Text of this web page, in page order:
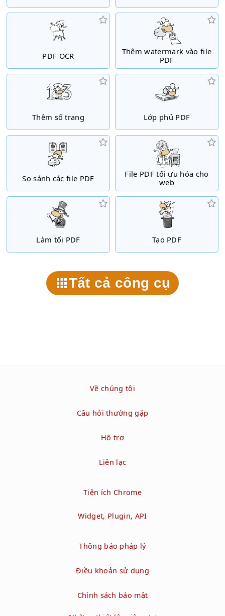
PDF OCR
Thêm watermark vào file
PDF
Thêm số trang Lớp phủ PDF
So sánh các file PDF
File PDF tối ưu hóa cho
web
Làm tối PDF Tạo PDF
Tất cả công cụ
Về chúng tôi
Câu hỏi thường gặp
Hỗ trợ
Liên lạc
Tiện ích Chrome
Widget, Plugin, API
Thông báo pháp lý
Điều khoản sử dụng
Chính sách bảo mật